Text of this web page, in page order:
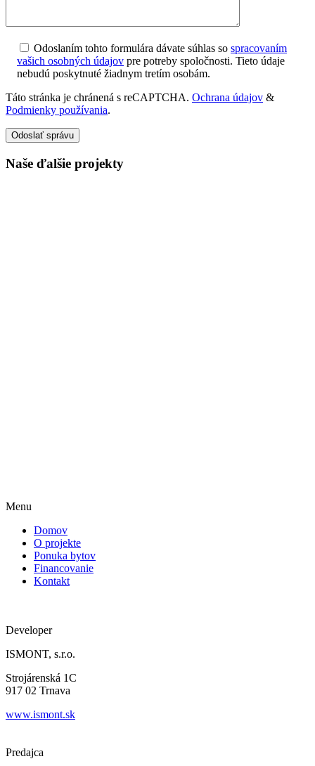
Odoslaním tohto formulára dávate súhlas so spracovaním
vašich osobných údajov pre potreby spoločnosti. Tieto údaje
nebudú poskytnuté žiadnym tretím osobám.
Táto stránka je chránená s reCAPTCHA. Ochrana údajov &
Podmienky používania.
Odoslať správu
Naše ďalšie projekty
Menu
Domov
O projekte
Ponuka bytov
Financovanie
Kontakt
Developer
ISMONT, s.r.o.
Strojárenská 1C
917 02 Trnava
www.ismont.sk
Predajca